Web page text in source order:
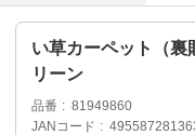
い草カーペット
リーン
品番
81949860
JANコード